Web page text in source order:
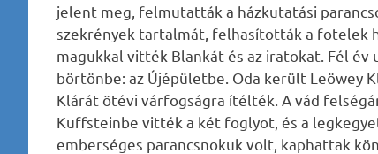
jelent meg, felmutatták a házkutatási
szekrények tartalmát, felhasították a fotelek
magukkal vitték Blankát és az iratokat. Fél
börtönbe: az Újépületbe. Oda került Leöwey
Klárát ötévi várfogságra ítélték. A vád
Kuffsteinbe vitték a két foglyot, és a
emberséges parancsnokuk volt, kaphattak